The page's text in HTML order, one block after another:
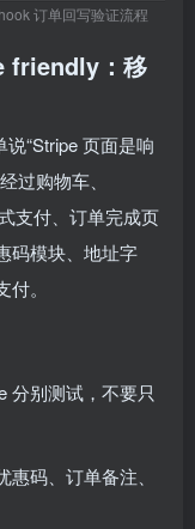
订单回写验证流程
friendly：移
“Stripe 页面是响
过购物车、
支付、订单完成页
码模块、地址字
。
分别测试，不要只
码、订单备注、